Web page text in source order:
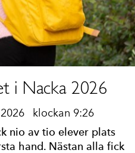
i Nacka 2026
klockan 9:26
nio av tio elever plats
hand. Nästan alla fick